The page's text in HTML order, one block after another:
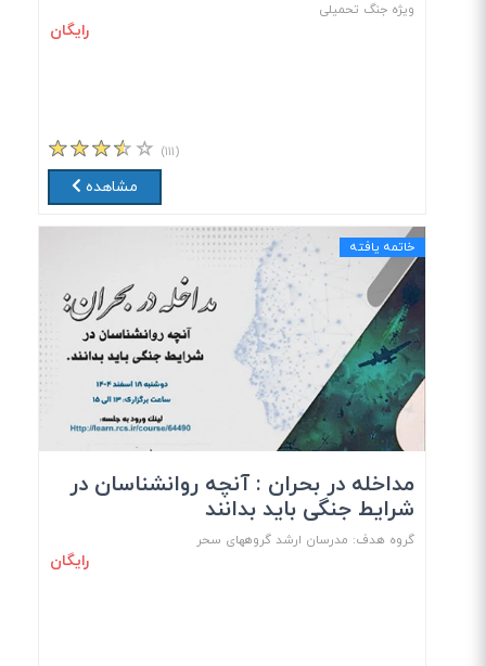
ویژه جنگ تحمیلی
رایگان
(۱۱۱)
مشاهده
خاتمه یافته
مداخله در بحران : آنچه روانشناسان در
شرایط جنگی باید بدانند
گروه هدف: مدرسان ارشد گروههای سحر
رایگان